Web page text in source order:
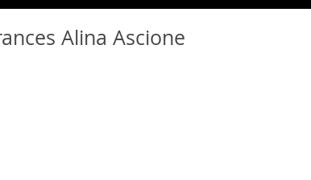
Alina Ascione